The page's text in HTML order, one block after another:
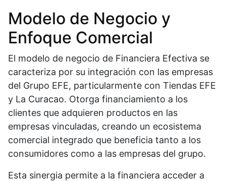
Modelo de Negocio y
Enfoque Comercial
El modelo de negocio de Financiera Efectiva se
caracteriza por su integración con las empresas
del Grupo EFE, particularmente con Tiendas EFE
y La Curacao. Otorga financiamiento a los
clientes que adquieren productos en las
empresas vinculadas, creando un ecosistema
comercial integrado que beneficia tanto a los
consumidores como a las empresas del grupo.
Esta sinergia permite a la financiera acceder a